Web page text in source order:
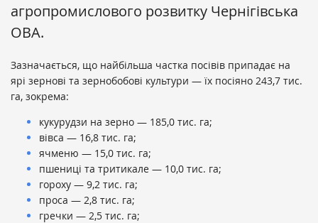
агропромислового розвитку Чернігівська
ОВА.
Зазначається, що найбільша частка посівів припадає на
ярі зернові та зернобобові культури — їх посіяно 243,7 тис.
га, зокрема:
кукурудзи на зерно — 185,0 тис. га;
вівса — 16,8 тис. га;
ячменю — 15,0 тис. га;
пшениці та тритикале — 10,0 тис. га;
гороху — 9,2 тис. га;
проса — 2,8 тис. га;
гречки — 2,5 тис. га;